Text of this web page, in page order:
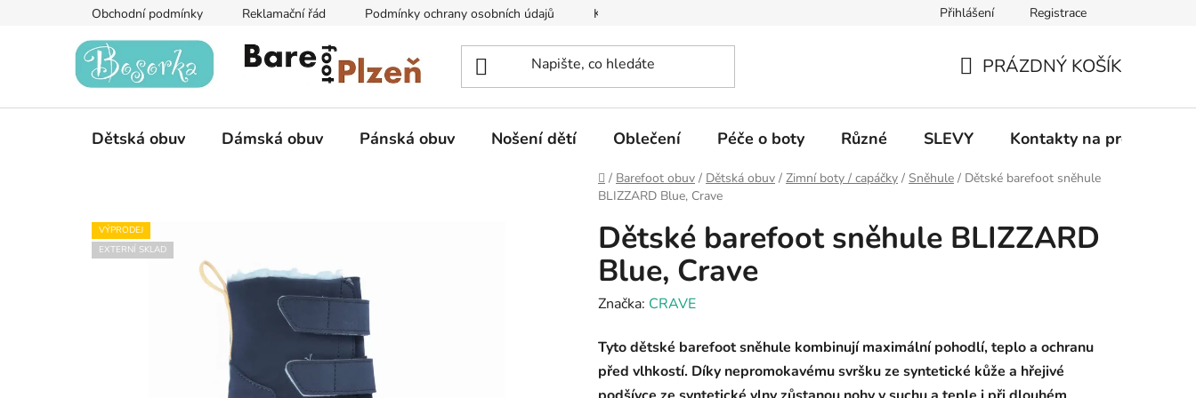
Obchodní podmínky Reklamační řád Podmínky ochrany osobních údajů Kontakty na prodejny Informace k on-line platbám Odstoupení od
Přihlášení Registrace
KOŠÍK
PRÁZDNÝ KOŠÍK
Dětská obuv Dámská obuv Pánská obuv Nošení dětí Oblečení Péče o boty Různé SLEVY Kontakty na prodejny
Domů
/ Barefoot obuv / Dětská obuv / Zimní boty / capáčky / Sněhule / Dětské barefoot sněhule
BLIZZARD Blue, Crave
Dětské barefoot sněhule BLIZZARD
Blue, Crave
Značka: CRAVE
Tyto dětské barefoot sněhule kombinují maximální pohodlí, teplo a ochranu
před vlhkostí. Díky nepromokavému svršku ze syntetické kůže a hřejivé
VÝPRODEJ
EXTERNÍ SKLAD